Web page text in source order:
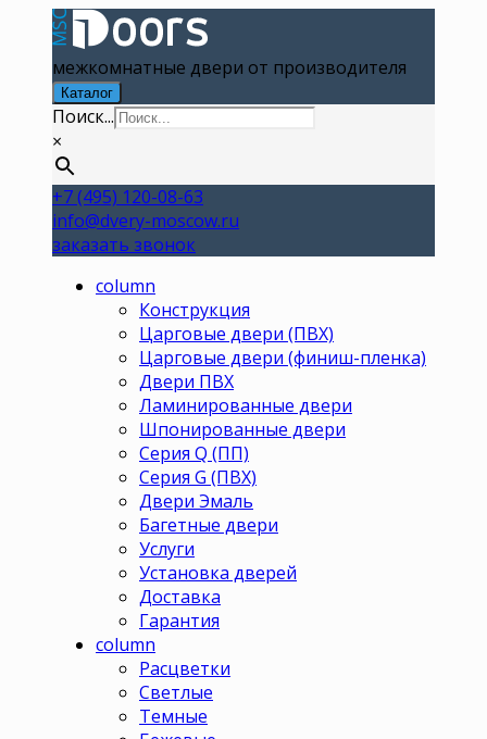
межкомнатные двери от производителя
Каталог
Поиск...
×
+7 (495) 120-08-63
info@dvery-moscow.ru
заказать звонок
column
Конструкция
Царговые двери (ПВХ)
Царговые двери (финиш-пленка)
Двери ПВХ
Ламинированные двери
Шпонированные двери
Серия Q (ПП)
Серия G (ПВХ)
Двери Эмаль
Багетные двери
Услуги
Установка дверей
Доставка
Гарантия
column
Расцветки
Светлые
Темные